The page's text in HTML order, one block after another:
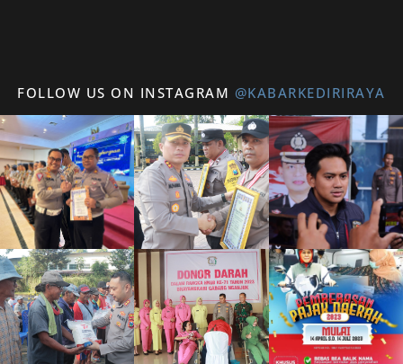
FOLLOW US ON INSTAGRAM @KABARKEDIRIRAYA